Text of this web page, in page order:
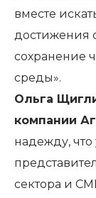
вместе
достижения
сохранение
среды».
Ольга
компании
надежду,
сектора и